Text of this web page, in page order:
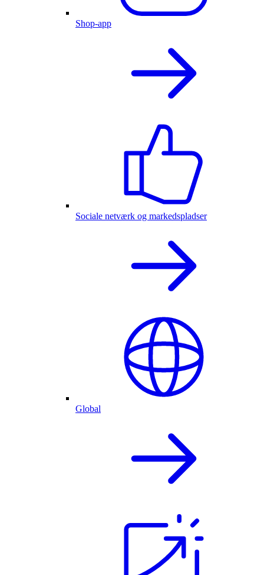
Shop-app
Sociale netværk og markedspladser
Global